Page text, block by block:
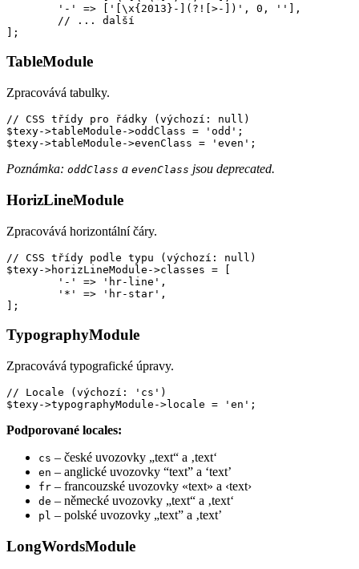
TableModule
Zpracovává tabulky.
// CSS třídy pro řádky (výchozí: null)
$texy->tableModule->oddClass = 'odd';
Poznámka: oddClass a evenClass jsou deprecated.
HorizLineModule
Zpracovává horizontální čáry.
// CSS třídy podle typu (výchozí: null)
$texy->horizLineModule->classes = [
TypographyModule
Zpracovává typografické úpravy.
// Locale (výchozí: 'cs')
Podporované locales:
cs – české uvozovky „text“ a ‚text‘
en – anglické uvozovky “text” a ‘text’
fr – francouzské uvozovky «text» a ‹text›
de – německé uvozovky „text“ a ‚text‘
pl – polské uvozovky „text” a ‚text’
LongWordsModule